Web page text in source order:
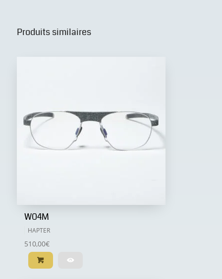
Produits similaires
W04M
HAPTER
510,00€